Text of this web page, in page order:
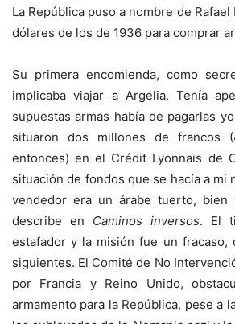
La República puso a nombre de
dólares de los de 1936 para comprar
Su primera encomienda, como
implicaba viajar a Argelia. Tenía
supuestas armas había de pagarlas
situaron dos millones de francos
entonces) en el Crédit Lyonnais de
situación de fondos que se hacía a mi
vendedor era un árabe tuerto, bien
describe en Caminos inversos. El
estafador y la misión fue un fracaso,
siguientes. El Comité de No
por Francia y Reino Unido,
armamento para la República, pese a